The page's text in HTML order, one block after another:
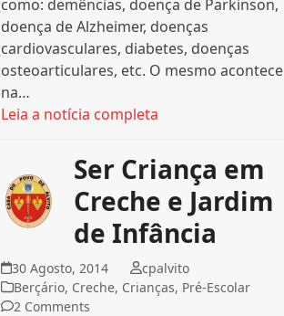
como: demências, doença de Parkinson,
doença de Alzheimer, doenças
cardiovasculares, diabetes, doenças
osteoarticulares, etc. O mesmo acontece
na…
Leia a notícia completa
Ser Criança em
Creche e Jardim
de Infância
30 Agosto, 2014
cpalvito
Berçário, Creche, Crianças, Pré-Escolar
2 Comments